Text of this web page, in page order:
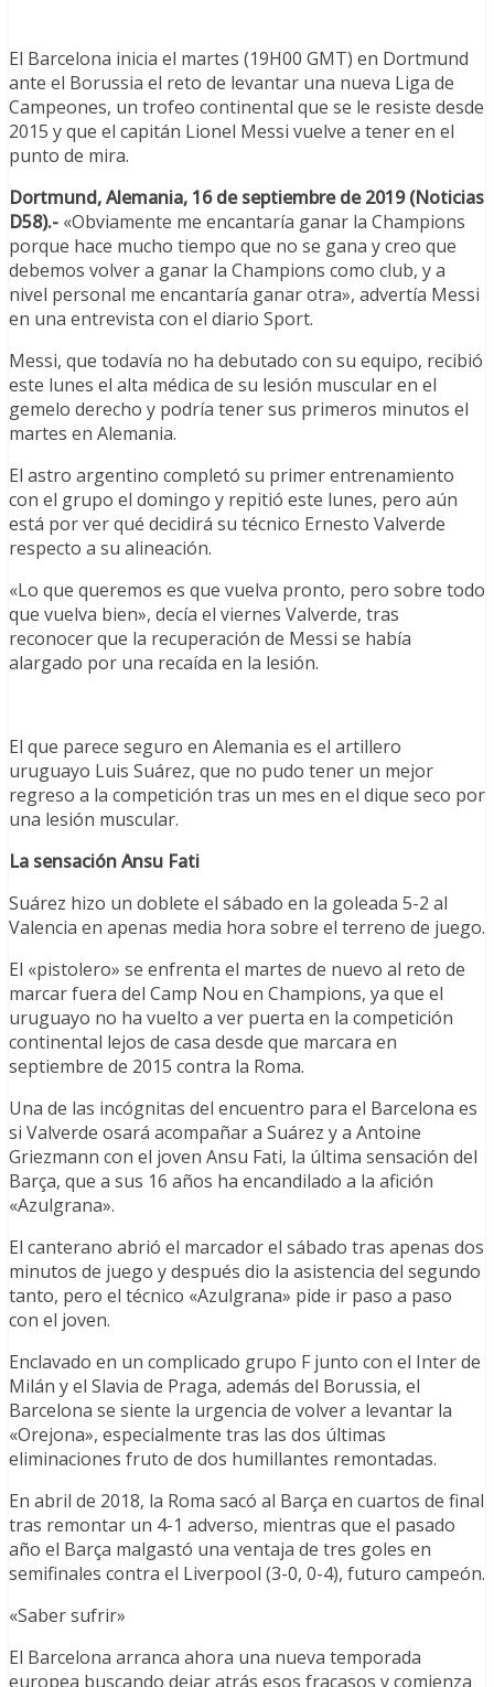
El Barcelona inicia el martes (19H00 GMT) en Dortmund
ante el Borussia el reto de levantar una nueva Liga de
Campeones, un trofeo continental que se le resiste desde
2015 y que el capitán Lionel Messi vuelve a tener en el
punto de mira.
Dortmund, Alemania, 16 de septiembre de 2019 (Noticias
D58).- «Obviamente me encantaría ganar la Champions
porque hace mucho tiempo que no se gana y creo que
debemos volver a ganar la Champions como club, y a
nivel personal me encantaría ganar otra», advertía Messi
en una entrevista con el diario Sport.
Messi, que todavía no ha debutado con su equipo, recibió
este lunes el alta médica de su lesión muscular en el
gemelo derecho y podría tener sus primeros minutos el
martes en Alemania.
El astro argentino completó su primer entrenamiento
con el grupo el domingo y repitió este lunes, pero aún
está por ver qué decidirá su técnico Ernesto Valverde
respecto a su alineación.
«Lo que queremos es que vuelva pronto, pero sobre todo
que vuelva bien», decía el viernes Valverde, tras
reconocer que la recuperación de Messi se había
alargado por una recaída en la lesión.
El que parece seguro en Alemania es el artillero
uruguayo Luis Suárez, que no pudo tener un mejor
regreso a la competición tras un mes en el dique seco por
una lesión muscular.
La sensación Ansu Fati
Suárez hizo un doblete el sábado en la goleada 5-2 al
Valencia en apenas media hora sobre el terreno de juego.
El «pistolero» se enfrenta el martes de nuevo al reto de
marcar fuera del Camp Nou en Champions, ya que el
uruguayo no ha vuelto a ver puerta en la competición
continental lejos de casa desde que marcara en
septiembre de 2015 contra la Roma.
Una de las incógnitas del encuentro para el Barcelona es
si Valverde osará acompañar a Suárez y a Antoine
Griezmann con el joven Ansu Fati, la última sensación del
Barça, que a sus 16 años ha encandilado a la afición
«Azulgrana».
El canterano abrió el marcador el sábado tras apenas dos
minutos de juego y después dio la asistencia del segundo
tanto, pero el técnico «Azulgrana» pide ir paso a paso
con el joven.
Enclavado en un complicado grupo F junto con el Inter de
Milán y el Slavia de Praga, además del Borussia, el
Barcelona se siente la urgencia de volver a levantar la
«Orejona», especialmente tras las dos últimas
eliminaciones fruto de dos humillantes remontadas.
En abril de 2018, la Roma sacó al Barça en cuartos de final
tras remontar un 4-1 adverso, mientras que el pasado
año el Barça malgastó una ventaja de tres goles en
semifinales contra el Liverpool (3-0, 0-4), futuro campeón.
«Saber sufrir»
El Barcelona arranca ahora una nueva temporada
europea buscando dejar atrás esos fracasos y comienza